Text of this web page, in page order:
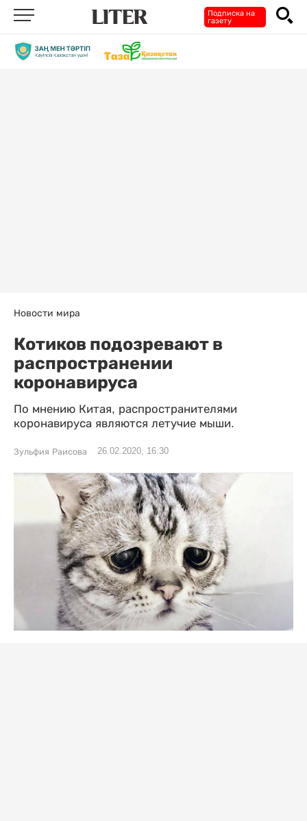
Подписка на
газету
Новости мира
Котиков подозревают в
распространении
коронавируса
По мнению Китая, распространителями
коронавируса являются летучие мыши.
Зульфия Раисова 26.02.2020, 16:30